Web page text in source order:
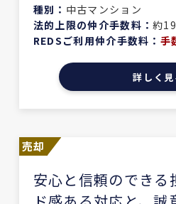
種別： 中古マンション
法的上限の仲介手数料：約
REDSご利用仲介手数料： 手
詳しく見
売却
安心と信頼のできる